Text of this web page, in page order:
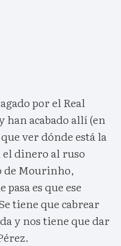
por el Real
han acabado allí (en
ver dónde está la
el dinero al ruso
de Mourinho,
es que ese
tiene que cabrear
y nos tiene que dar